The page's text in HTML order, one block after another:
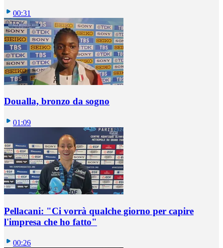
00:31
Doualla, bronzo da sogno
01:09
Pellacani: "Ci vorrà qualche giorno per capire
l'impresa che ho fatto"
00:26